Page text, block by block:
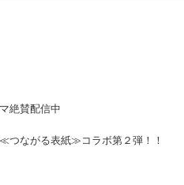
絶賛配信中
つながる表紙≫コラボ第２弾！！